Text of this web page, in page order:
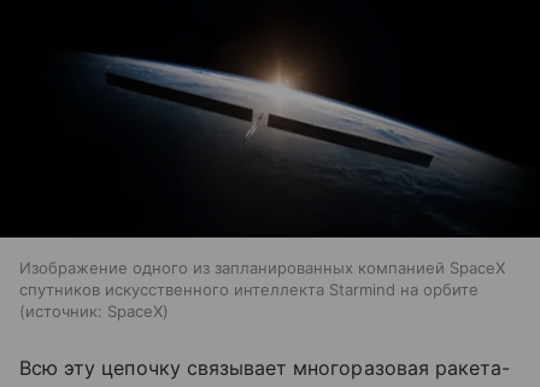
Изображение одного из запланированных компанией SpaceX
спутников искусственного интеллекта Starmind на орбите
источник: SpaceX
Всю эту цепочку связывает многоразовая ракета-